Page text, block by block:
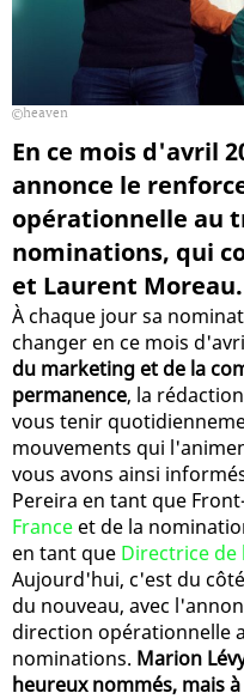
heaven
En ce mois d'avril
annonce le
opérationnelle au
nominations, qui
et Laurent
À chaque jour sa
changer en ce mois
du marketing et de la
permanence, la
vous tenir
mouvements qui
vous avons ainsi
Pereira en tant que
France et de la
en tant que Directrice de
Aujourd'hui, c'est du
du nouveau, avec
direction opérationnelle
nominations. Marion
heureux nommés, mais